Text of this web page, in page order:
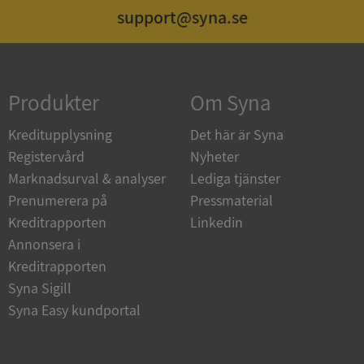
support@syna.se
Produkter
Kreditupplysning
Registervård
Marknadsurval & analyser
Prenumerera på
Kreditrapporten
Annonsera i
Kreditrapporten
Syna Sigill
Syna Easy kundportal
Om Syna
Det här är Syna
Nyheter
Lediga tjänster
Pressmaterial
Linkedin
Strikt nödvändiga kakor tillåter
kärnwebbplatsfunktioner som användarinloggning
och kontohantering. Webbplatsen kan inte
användas ordentligt utan strikt nödvändiga cookies.
Namn
Leverantör
Domän
Microsoft
Corporation